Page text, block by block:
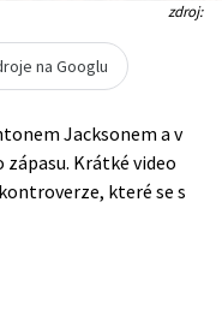
zdroj:
na Googlu
Jacksonem a v
Krátké video
které se s